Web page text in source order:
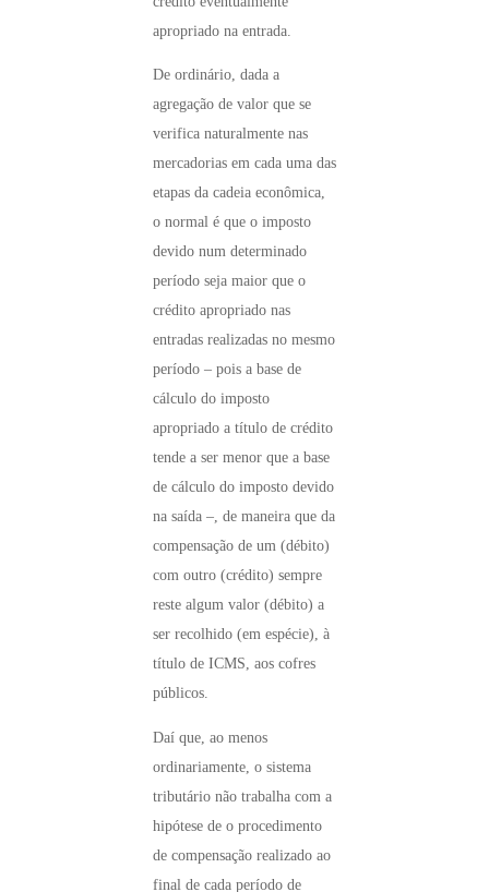
apropriado na entrada.
De ordinário, dada a
agregação de valor que se
verifica naturalmente nas
mercadorias em cada uma das
etapas da cadeia econômica,
o normal é que o imposto
devido num determinado
período seja maior que o
crédito apropriado nas
entradas realizadas no mesmo
período – pois a base de
cálculo do imposto
apropriado a título de crédito
tende a ser menor que a base
de cálculo do imposto devido
na saída –, de maneira que da
compensação de um (débito)
com outro (crédito) sempre
reste algum valor (débito) a
ser recolhido (em espécie), à
título de ICMS, aos cofres
públicos.
Daí que, ao menos
ordinariamente, o sistema
tributário não trabalha com a
hipótese de o procedimento
de compensação realizado ao
final de cada período de